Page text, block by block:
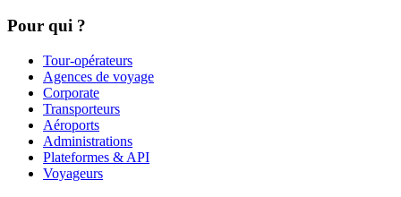
Pour qui ?
Tour-opérateurs
Agences de voyage
Corporate
Transporteurs
Aéroports
Administrations
Plateformes & API
Voyageurs